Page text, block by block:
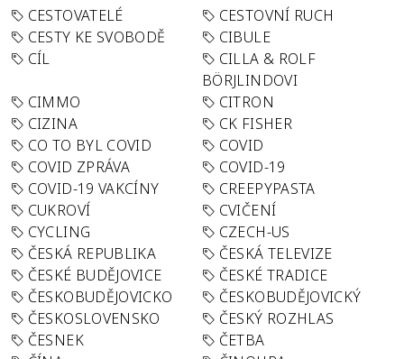
CESTOVATELÉ
CESTOVNÍ RUCH
CESTY KE SVOBODĚ
CIBULE
CÍL
CILLA & ROLF
BÖRJLINDOVI
CIMMO
CITRON
CIZINA
CK FISHER
CO TO BYL COVID
COVID
COVID ZPRÁVA
COVID-19
COVID-19 VAKCÍNY
CREEPYPASTA
CUKROVÍ
CVIČENÍ
CYCLING
CZECH-US
ČESKÁ REPUBLIKA
ČESKÁ TELEVIZE
ČESKÉ BUDĚJOVICE
ČESKÉ TRADICE
ČESKOBUDĚJOVICKO
ČESKOBUDĚJOVICKÝ
ČESKOSLOVENSKO
ČESKÝ ROZHLAS
ČESNEK
ČETBA